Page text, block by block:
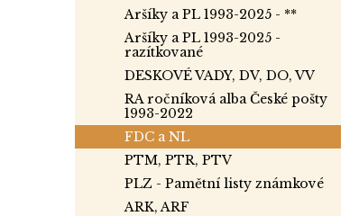
Aršíky a PL 1993-2025 - **
Aršíky a PL 1993-2025 -
razítkované
DESKOVÉ VADY, DV, DO, VV
RA ročníková alba České pošty
1993-2022
FDC a NL
PTM, PTR, PTV
PLZ - Pamětní listy známkové
ARK, ARF